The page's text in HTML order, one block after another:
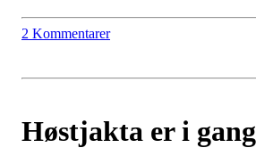
2 Kommentarer
Høstjakta er i